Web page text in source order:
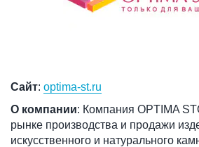
Сайт: optima-st.ru
О компании: Компания OPTIMA
рынке производства и продажи
искусственного и натурального